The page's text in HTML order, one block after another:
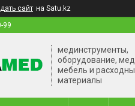
сайт на Satu.kz
99
мединструменты,
оборудование,
мебель и
материалы